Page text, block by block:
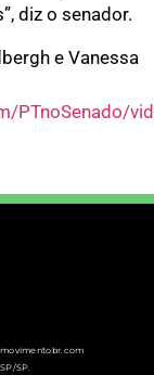
diz o senador.
e Vanessa
PTnoSenado/
SP.